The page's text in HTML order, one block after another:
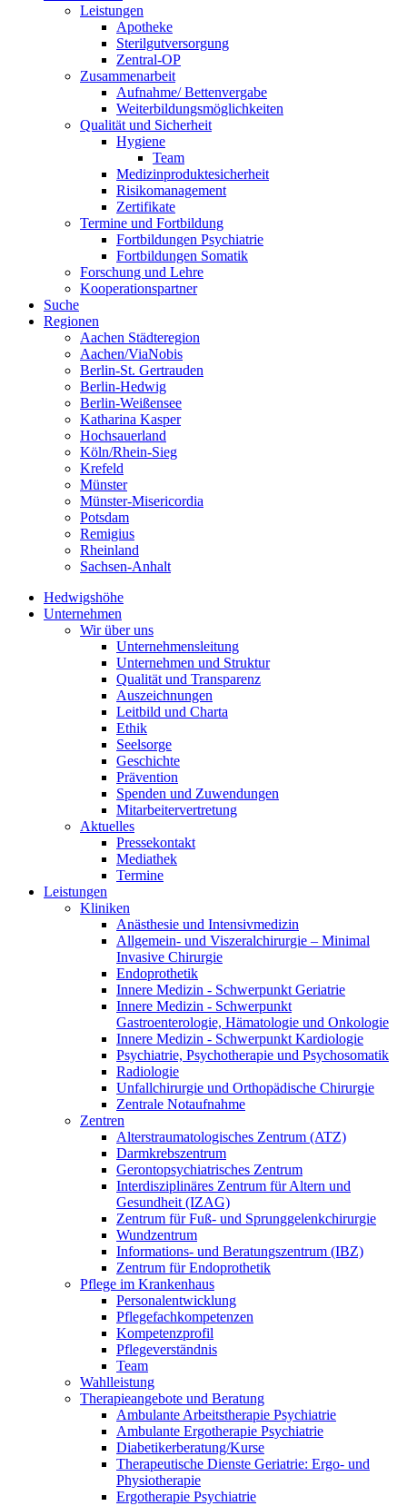
Leistungen
Apotheke
Sterilgutversorgung
Zentral-OP
Zusammenarbeit
Aufnahme/ Bettenvergabe
Weiterbildungsmöglichkeiten
Qualität und Sicherheit
Hygiene
Team
Medizinproduktesicherheit
Risikomanagement
Zertifikate
Termine und Fortbildung
Fortbildungen Psychiatrie
Fortbildungen Somatik
Forschung und Lehre
Kooperationspartner
Suche
Regionen
Aachen Städteregion
Aachen/ViaNobis
Berlin-St. Gertrauden
Berlin-Hedwig
Berlin-Weißensee
Katharina Kasper
Hochsauerland
Köln/Rhein-Sieg
Krefeld
Münster
Münster-Misericordia
Potsdam
Remigius
Rheinland
Sachsen-Anhalt
Hedwigshöhe
Unternehmen
Wir über uns
Unternehmensleitung
Unternehmen und Struktur
Qualität und Transparenz
Auszeichnungen
Leitbild und Charta
Ethik
Seelsorge
Geschichte
Prävention
Spenden und Zuwendungen
Mitarbeitervertretung
Aktuelles
Pressekontakt
Mediathek
Termine
Leistungen
Kliniken
Anästhesie und Intensivmedizin
Allgemein- und Viszeralchirurgie – Minimal
Invasive Chirurgie
Endoprothetik
Innere Medizin - Schwerpunkt Geriatrie
Innere Medizin - Schwerpunkt
Gastroenterologie, Hämatologie und Onkologie
Innere Medizin - Schwerpunkt Kardiologie
Psychiatrie, Psychotherapie und Psychosomatik
Radiologie
Unfallchirurgie und Orthopädische Chirurgie
Zentrale Notaufnahme
Zentren
Alterstraumatologisches Zentrum (ATZ)
Darmkrebszentrum
Gerontopsychiatrisches Zentrum
Interdisziplinäres Zentrum für Altern und
Gesundheit (IZAG)
Zentrum für Fuß- und Sprunggelenkchirurgie
Wundzentrum
Informations- und Beratungszentrum (IBZ)
Zentrum für Endoprothetik
Pflege im Krankenhaus
Personalentwicklung
Pflegefachkompetenzen
Kompetenzprofil
Pflegeverständnis
Team
Wahlleistung
Therapieangebote und Beratung
Ambulante Arbeitstherapie Psychiatrie
Ambulante Ergotherapie Psychiatrie
Diabetikerberatung/Kurse
Therapeutische Dienste Geriatrie: Ergo- und
Physiotherapie
Ergotherapie Psychiatrie